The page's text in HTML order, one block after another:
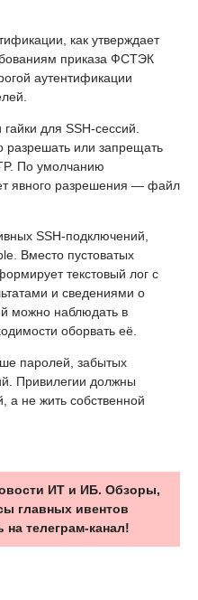
как утверждает
приказа ФСТЭК
аутентификации
для SSH-сессий.
разрешать или запрещать
По умолчанию
явного разрешения — файл
SSH-подключений,
Вместо пустоватых
текстовый лог с
и сведениями о
можно наблюдать в
оборвать её.
паролей, забытых
Привилегии должны
а не жить собственной
ИТ и ИБ. Обзоры,
главных ивентов
телеграм-канал!